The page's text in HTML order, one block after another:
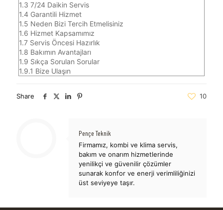
1.3 7/24 Daikin Servis
1.4 Garantili Hizmet
1.5 Neden Bizi Tercih Etmelisiniz
1.6 Hizmet Kapsamımız
1.7 Servis Öncesi Hazırlık
1.8 Bakımın Avantajları
1.9 Sıkça Sorulan Sorular
1.9.1 Bize Ulaşın
Share 10
Pençe Teknik
Firmamız, kombi ve klima servis,
bakım ve onarım hizmetlerinde
yenilikçi ve güvenilir çözümler
sunarak konfor ve enerji verimliliğinizi
üst seviyeye taşır.